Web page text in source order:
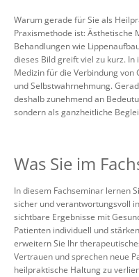
Warum gerade für Sie als
Praxismethode ist: Ästhetische
Behandlungen wie
dieses Bild greift viel zu kurz.
Medizin für die Verbindung von
und Selbstwahrnehmung.
deshalb zunehmend an
sondern als ganzheitliche
Was Sie im
In diesem Fachseminar lernen
sicher und verantwortungsvoll
sichtbare Ergebnisse mit
Patienten individuell und
erweitern Sie Ihr
Vertrauen und sprechen neue
heilpraktische Haltung zu